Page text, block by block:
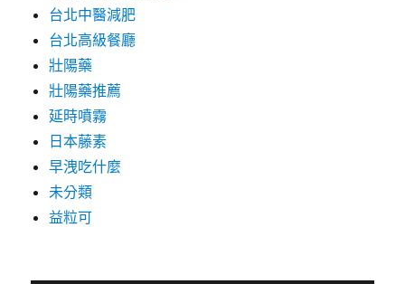
台北中醫減肥
台北高級餐廳
壯陽藥
壯陽藥推薦
延時噴霧
日本藤素
早洩吃什麼
未分類
益粒可